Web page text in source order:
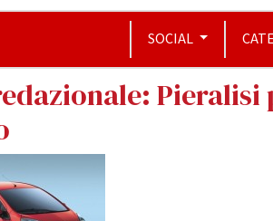
SOCIAL
Pieralisi